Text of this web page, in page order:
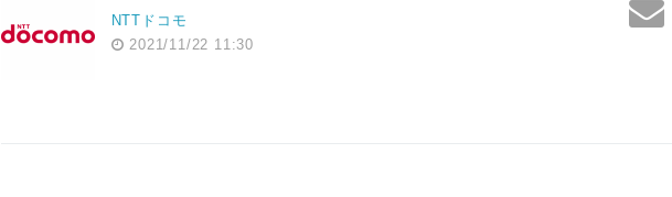
NTTドコモ
2021/11/22 11:30